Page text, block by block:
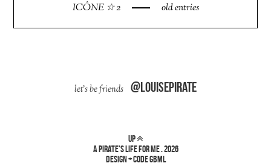
ICÔNE ☆ 2 old entries
@louisepirate
up
a pirate's life for me.2026
design + codegbml